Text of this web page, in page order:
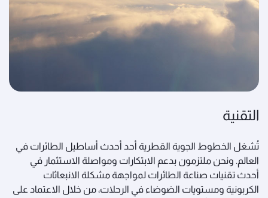
التقنية
تُشغل الخطوط الجوية القطرية أحد أحدث أساطيل الطائرات في
العالم. ونحن ملتزمون بدعم الابتكارات ومواصلة الاستثمار في
أحدث تقنيات صناعة الطائرات لمواجهة مشكلة الانبعاثات
الكربونية ومستويات الضوضاء في الرحلات، من خلال الاعتماد على